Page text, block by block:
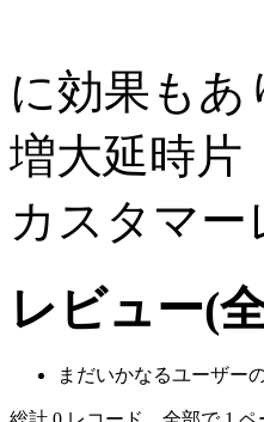
に効果もあ
増大延時
カスタマー
レビュー(
まだいかなるユーザー